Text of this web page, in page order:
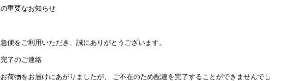
重要なお知らせ
便をご利用いただき、誠にありがとうございます。
了のご連絡
荷物をお届けにあがりましたが、 ご不在のため配達を完了することができませんでし